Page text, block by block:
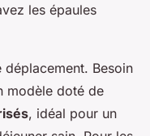
les épaules
déplacement. Besoin
modèle doté de
, idéal pour un